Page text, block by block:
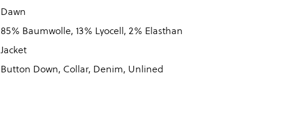
Dawn
85% Baumwolle, 13% Lyocell, 2% Elasthan
Jacket
Button Down, Collar, Denim, Unlined